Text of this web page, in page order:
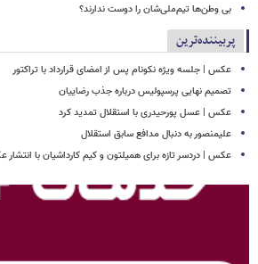
بی وطن‌ها تیم‌ملی‌شان را دوست ندارند؟
پربیننده‌ترین
عکس | جلسه ویژه نکونام پس از امضای قرارداد با تراکتور
تصمیم نهایی پرسپولیس درباره جذب رضاییان
عکس | عسل پورحیدری با استقلال تمدید کرد
علیمنصور به دنبال مدافع سابق استقلال
عکس | دردسر تازه برای همیلتون و کیم کارداشیان با